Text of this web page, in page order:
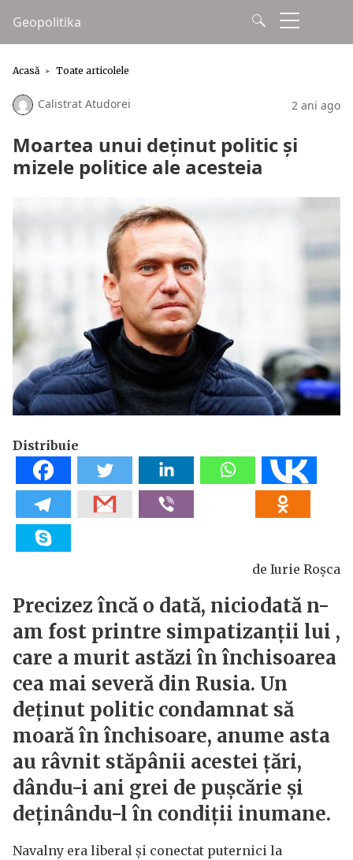
Geopolitika
Acasă Toate articolele
Calistrat Atudorei 2 ani ago
Moartea unui deținut politic și
mizele politice ale acesteia
Distribuie
de Iurie Roșca
Precizez încă o dată, niciodată n-
am fost printre simpatizanții lui ,
care a murit astăzi în închisoarea
cea mai severă din Rusia. Un
deținut politic condamnat să
moară în închisoare, anume asta
au râvnit stăpânii acestei țări,
dându-i ani grei de pușcărie și
deținându-l în condiții inumane.
Navalny era liberal și conectat puternici la